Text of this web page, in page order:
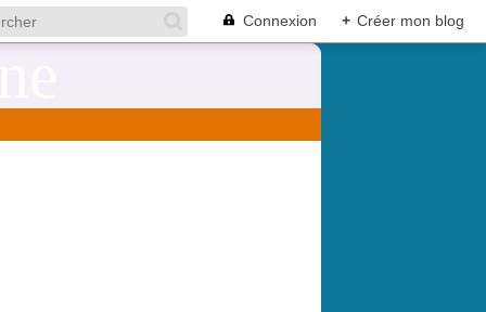
Connexion + Créer mon blog